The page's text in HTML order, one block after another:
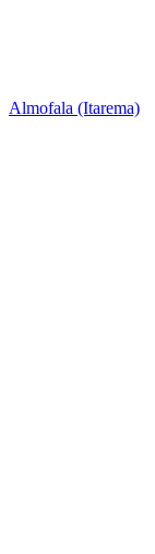
Almofala (Itarema)